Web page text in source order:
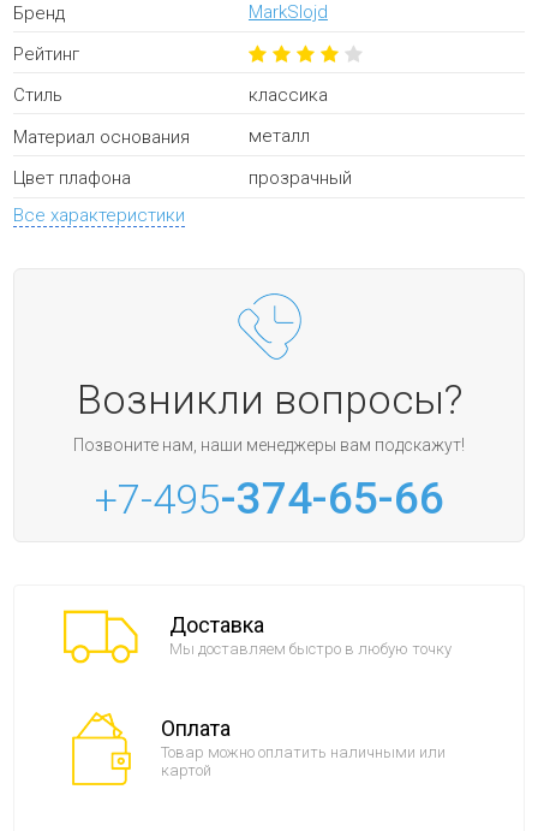
Бренд
MarkSlojd
Рейтинг
Стиль
классика
Материал основания
металл
Цвет плафона
прозрачный
Все характеристики
Возникли вопросы?
Позвоните нам, наши менеджеры вам подскажут!
+7-495-374-65-66
Доставка
Мы доставляем быстро в любую точку
Оплата
Товар можно оплатить наличными или
картой